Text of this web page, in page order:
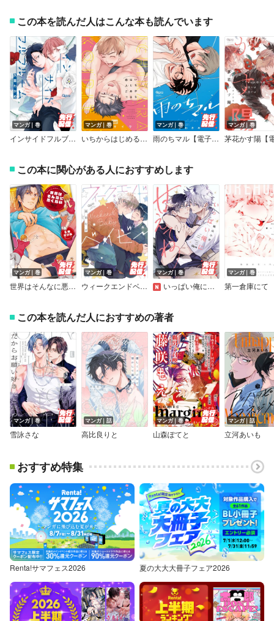
この本を読んだ人はこんな本も読んでいます
マンガ｜巻
インサイドフルブルーム【電子限定描き下ろし漫画付き】
マンガ｜巻
いちからはじめる恋人ごっこ【電子限定描き下ろし漫画付き】
マンガ｜巻
雨のちマル【電子限定特典付き】
マンガ｜巻
この本に関心がある人におすすめします
マンガ｜巻
世界はそんなに悪くない【電子限定漫画付き】
マンガ｜巻
ウィークエンドベイビー 【電子限定特典付き】
マンガ｜巻
いっぱい俺に甘えてね
マンガ｜巻
第一倉庫にて
この本を読んだ人におすすめの著者
マンガ｜巻
雪詠さな
マンガ｜話
高比良りと
マンガ｜巻
山森ぽてと
マンガ｜話
立河あいも
おすすめ特集
Renta!サマフェス2026 夏の大大大冊子フェア2026